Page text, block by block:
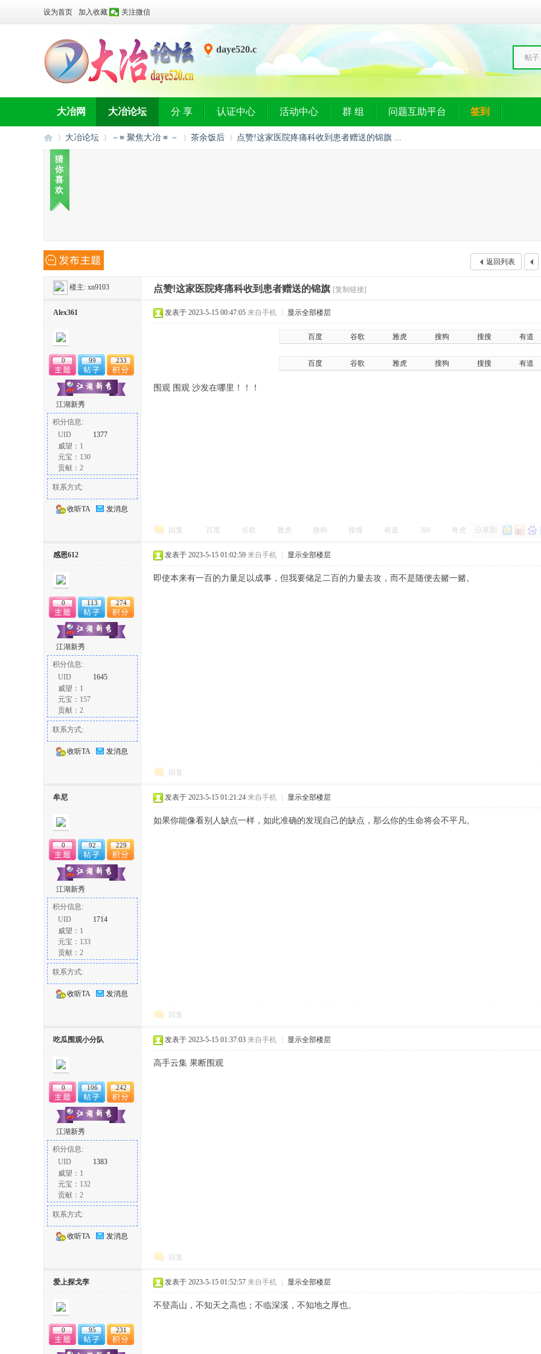
设为首页 加入收藏 关注微信
daye520.c
帖子
大冶网 大冶论坛 分 享 认证中心 活动中心 群 组 问题互助平台 签到
网
大
论
»
大冶论坛 －≡ 聚焦大冶 ≡ － 茶余饭后 点赞!这家医院疼痛科收到患者赠送的锦旗 ...
猜
你
喜
欢
返回列表
楼主: xn9103 点赞!这家医院疼痛科收到患者赠送的锦旗 [复制链接]
Alex361
0 99 233
江湖新秀
积分信息:
UID
1377
威望：1
元宝：130
贡献：2
联系方式:
收听TA 发消息
发表于 2023-5-15 00:47:05 来自手机 显示全部楼层
百度 谷歌 雅虎 搜狗 搜搜 有道
百度 谷歌 雅虎 搜狗 搜搜 有道
围观 围观 沙发在哪里！！！
回复 百度 谷歌 雅虎 搜狗 搜搜 有道 360 奇虎
感恩612
0 113 274
江湖新秀
积分信息:
UID
1645
威望：1
元宝：157
贡献：2
联系方式:
收听TA 发消息
发表于 2023-5-15 01:02:59 来自手机 显示全部楼层
即使本来有一百的力量足以成事，但我要储足二百的力量去攻，而不是随便去赌一赌。
回复
牟尼
0 92 229
江湖新秀
积分信息:
UID
1714
威望：1
元宝：133
贡献：2
联系方式:
收听TA 发消息
发表于 2023-5-15 01:21:24 来自手机 显示全部楼层
如果你能像看别人缺点一样，如此准确的发现自己的缺点，那么你的生命将会不平凡。
回复
吃瓜围观小分队
0 106 242
江湖新秀
积分信息:
UID
1383
威望：1
元宝：132
贡献：2
联系方式:
收听TA 发消息
发表于 2023-5-15 01:37:03 来自手机 显示全部楼层
高手云集 果断围观
回复
爱上探戈孪
0 95 231
发表于 2023-5-15 01:52:57 来自手机 显示全部楼层
不登高山，不知天之高也；不临深溪，不知地之厚也。